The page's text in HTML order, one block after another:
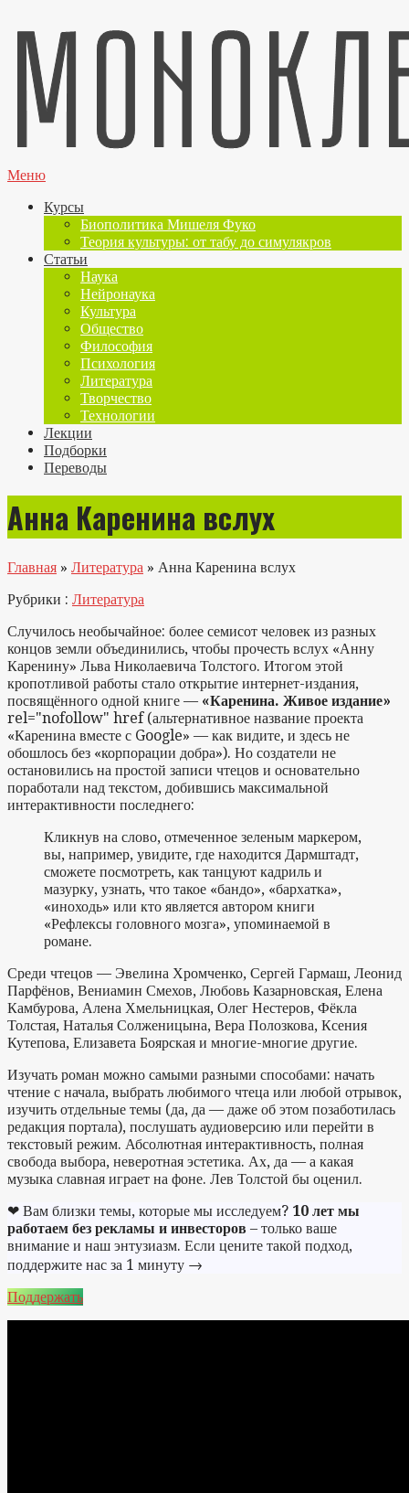
Меню
Курсы
Биополитика Мишеля Фуко
Теория культуры: от табу до симулякров
Статьи
Наука
Нейронаука
Культура
Общество
Философия
Психология
Литература
Творчество
Технологии
Лекции
Подборки
Переводы
Анна Каренина вслух
Главная » Литература » Анна Каренина вслух
Рубрики : Литература
Случилось необычайное: более семисот человек из разных
концов земли объединились, чтобы прочесть вслух «Анну
Каренину» Льва Николаевича Толстого. Итогом этой
кропотливой работы стало открытие интернет-издания,
посвящённого одной книге — «Каренина. Живое издание»
rel="nofollow" href (альтернативное название проекта
«Каренина вместе с Google» — как видите, и здесь не
обошлось без «корпорации добра»). Но создатели не
остановились на простой записи чтецов и основательно
поработали над текстом, добившись максимальной
интерактивности последнего:
Кликнув на слово, отмеченное зеленым маркером,
вы, например, увидите, где находится Дармштадт,
сможете посмотреть, как танцуют кадриль и
мазурку, узнать, что такое «бандо», «бархатка»,
«иноходь» или кто является автором книги
«Рефлексы головного мозга», упоминаемой в
романе.
Среди чтецов — Эвелина Хромченко, Сергей Гармаш, Леонид
Парфёнов, Вениамин Смехов, Любовь Казарновская, Елена
Камбурова, Алена Хмельницкая, Олег Нестеров, Фёкла
Толстая, Наталья Солженицына, Вера Полозкова, Ксения
Кутепова, Елизавета Боярская и многие-многие другие.
Изучать роман можно самыми разными способами: начать
чтение с начала, выбрать любимого чтеца или любой отрывок,
изучить отдельные темы (да, да — даже об этом позаботилась
редакция портала), послушать аудиоверсию или перейти в
текстовый режим. Абсолютная интерактивность, полная
свобода выбора, неверотная эстетика. Ах, да — а какая
музыка славная играет на фоне. Лев Толстой бы оценил.
❤ Вам близки темы, которые мы исследуем? 10 лет мы
работаем без рекламы и инвесторов – только ваше
внимание и наш энтузиазм. Если цените такой подход,
поддержите нас за 1 минуту →
Поддержать